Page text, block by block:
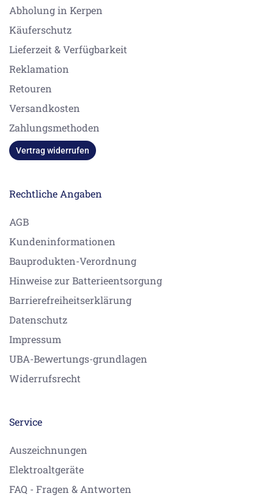
Abholung in Kerpen
Käuferschutz
Lieferzeit & Verfügbarkeit
Reklamation
Retouren
Versandkosten
Zahlungsmethoden
Vertrag widerrufen
Rechtliche Angaben
AGB
Kundeninformationen
Bauprodukten-Verordnung
Hinweise zur Batterieentsorgung
Barrierefreiheitserklärung
Datenschutz
Impressum
UBA-Bewertungs-grundlagen
Widerrufsrecht
Service
Auszeichnungen
Elektroaltgeräte
FAQ - Fragen & Antworten